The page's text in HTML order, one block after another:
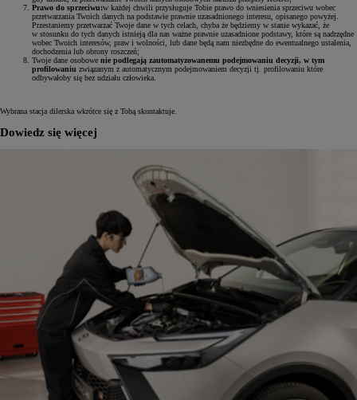
Prawo do sprzeciwu:w każdej chwili przysługuje Tobie prawo do wniesienia sprzeciwu wobec
przetwarzania Twoich danych na podstawie prawnie uzasadnionego interesu, opisanego powyżej.
Przestaniemy przetwarzać Twoje dane w tych celach, chyba że będziemy w stanie wykazać, że
w stosunku do tych danych istnieją dla nas ważne prawnie uzasadnione podstawy, które są nadrzędne
wobec Twoich interesów, praw i wolności, lub dane będą nam niezbędne do ewentualnego ustalenia,
dochodzenia lub obrony roszczeń;
Twoje dane osobowe nie podlegają zautomatyzowanemu podejmowaniu decyzji, w tym
profilowaniu związanym z automatycznym podejmowaniem decyzji tj. profilowaniu które
odbywałoby się bez udziału człowieka.
Wybrana stacja dilerska wkrótce się z Tobą skontaktuje.
Dowiedz się więcej